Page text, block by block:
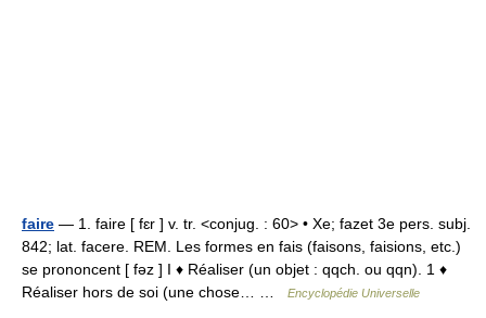
faire — 1. faire [ fɛr ] v. tr. <conjug. : 60> • Xe; fazet 3e pers. subj.
842; lat. facere. REM. Les formes en fais (faisons, faisions, etc.)
se prononcent [ fəz ] I ♦ Réaliser (un objet : qqch. ou qqn). 1 ♦
Réaliser hors de soi (une chose… …
Encyclopédie Universelle